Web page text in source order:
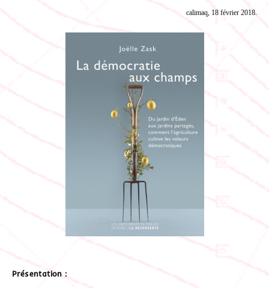
calimaq, 18 février 2018.
Présentation :